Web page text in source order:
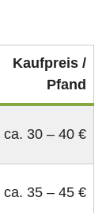
Kaufpreis /
Pfand
ca. 30 – 40 €
ca. 35 – 45 €